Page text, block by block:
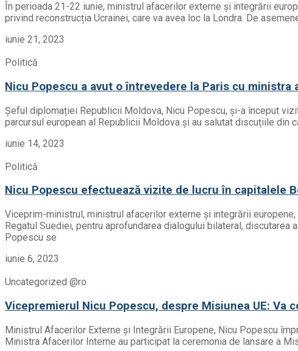
În perioada 21-22 iunie, ministrul afacerilor externe și integrării
privind reconstrucția Ucrainei, care va avea loc la Londra. De
iunie 21, 2023
Politică
Nicu Popescu a avut o întrevedere la Paris cu
Șeful diplomației Republicii Moldova, Nicu Popescu, și-a început
parcursul european al Republicii Moldova și au salutat discuțiile din
iunie 14, 2023
Politică
Nicu Popescu efectuează vizite de lucru în capitalele
Viceprim-ministrul, ministrul afacerilor externe și integrării
Regatul Suediei, pentru aprofundarea dialogului bilateral,
Popescu se
iunie 6, 2023
Uncategorized @ro
Vicepremierul Nicu Popescu, despre Misiunea UE: Va
Ministrul Afacerilor Externe și Integrării Europene, Nicu Popescu
Ministra Afacerilor Interne au participat la ceremonia de lansare a